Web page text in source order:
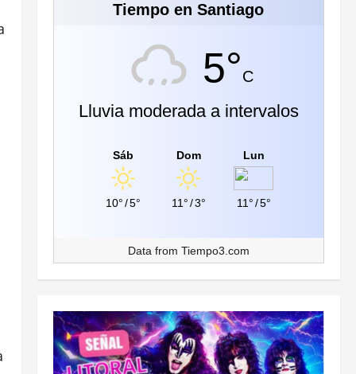
Tiempo en Santiago
5°C
Lluvia moderada a intervalos
Sáb
10° /5°
Dom
11°/3°
Lun
11°/5°
Data from Tiempo3.com